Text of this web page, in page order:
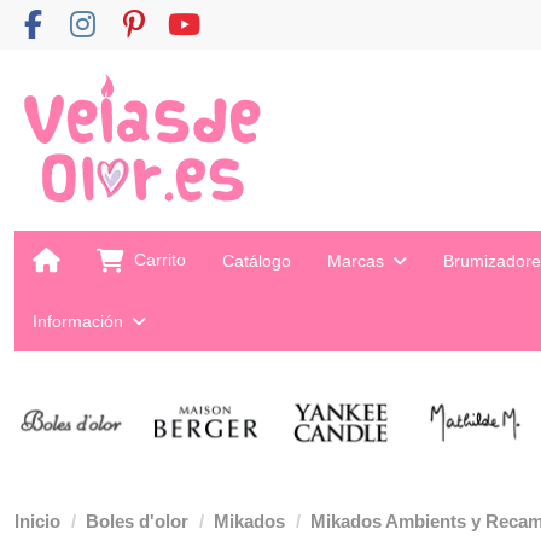
Carrito Catálogo Marcas
Información
Inicio Boles d'olor Mikados Mikados Ambients y